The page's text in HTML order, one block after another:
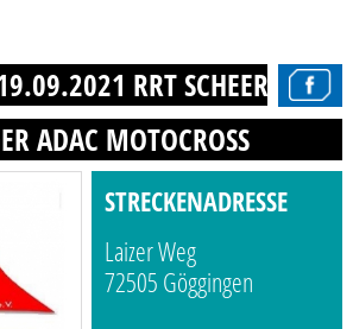
RRT SCHEER E.V.
ADAC MOTOCROSS
STRECKENADRESSE
Laizer Weg
72505 Göggingen